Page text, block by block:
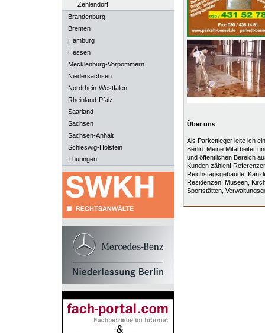
Zehlendorf
Brandenburg
Bremen
Hamburg
Hessen
Mecklenburg-Vorpommern
Niedersachsen
Nordrhein-Westfalen
Rheinland-Pfalz
Saarland
Sachsen
Sachsen-Anhalt
Schleswig-Holstein
Thüringen
Über uns
Als Parkettleger leite ich
Berlin. Meine Mitarbeiter
und öffentlichen Bereich
Kunden zählen!
Reichstagsgebäude,
Residenzen, Museen,
Sportstätten,